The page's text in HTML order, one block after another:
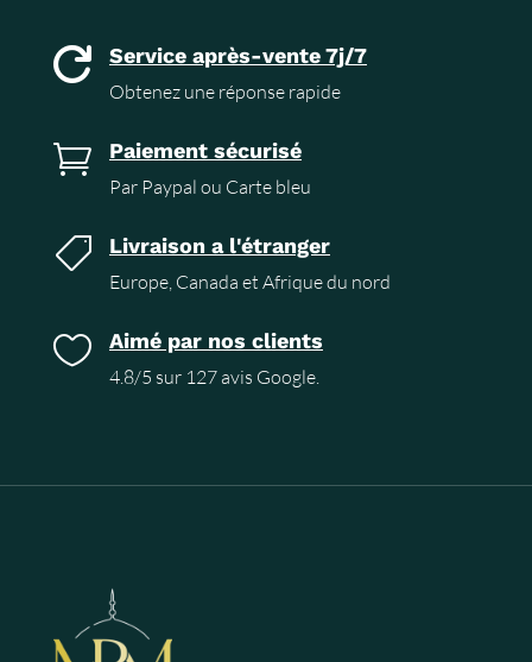
 Service après-vente 7j/7
Obtenez une réponse rapide
 Paiement sécurisé
Par Paypal ou Carte bleu
 Livraison a l'étranger
Europe, Canada et Afrique du nord
 Aimé par nos clients
4.8/5 sur 127 avis Google.